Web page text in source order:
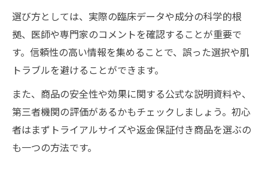
選び方としては、実際の臨床データや成分の科学的根
拠、医師や専門家のコメントを確認することが重要で
す。信頼性の高い情報を集めることで、誤った選択や肌
トラブルを避けることができます。
また、商品の安全性や効果に関する公式な説明資料や、
第三者機関の評価があるかもチェックしましょう。初心
者はまずトライアルサイズや返金保証付き商品を選ぶの
も一つの方法です。